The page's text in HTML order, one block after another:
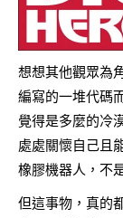
想想其他觀眾為
編寫的一堆代碼
覺得是多麼的冷
處處關懷自己且
橡膠機器人，不
但這事物，真的